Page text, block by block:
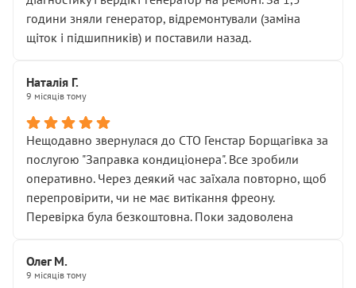
години зняли генератор, відремонтували (заміна
щіток і підшипників) и поставили назад.
Наталія Г.
9 місяців тому
Нещодавно звернулася до СТО Генстар Борщагівка за
послугою "Заправка кондиціонера". Все зробили
оперативно. Через деякий час заїхала повторно, щоб
перепровірити, чи не має витікання фреону.
Перевірка була безкоштовна. Поки задоволена
Олег М.
9 місяців тому